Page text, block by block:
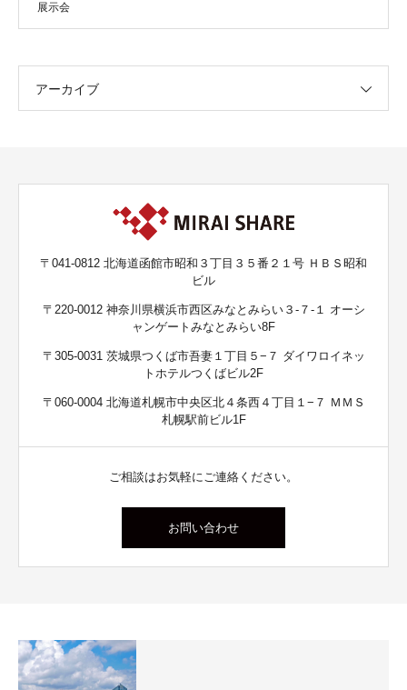
展示会
アーカイブ
〒041-0812 北海道函館市昭和３丁目３５番２１号 ＨＢＳ昭和
ビル
〒220-0012 神奈川県横浜市西区みなとみらい３-７-１ オーシ
ャンゲートみなとみらい8F
〒305-0031 茨城県つくば市吾妻１丁目５−７ ダイワロイネッ
トホテルつくばビル2F
〒060-0004 北海道札幌市中央区北４条西４丁目１−７ ＭＭＳ
札幌駅前ビル1F
ご相談はお気軽にご連絡ください。
お問い合わせ